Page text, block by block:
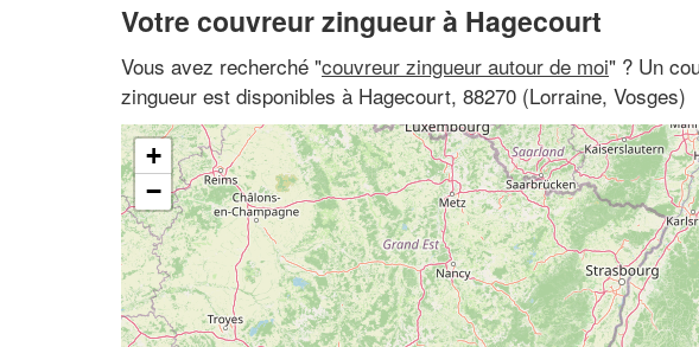
Votre couvreur zingueur à Hagecourt
Vous avez recherché "couvreur zingueur autour de moi" ? Un
zingueur est disponibles à Hagecourt, 88270 (Lorraine, Vosges)
+
−